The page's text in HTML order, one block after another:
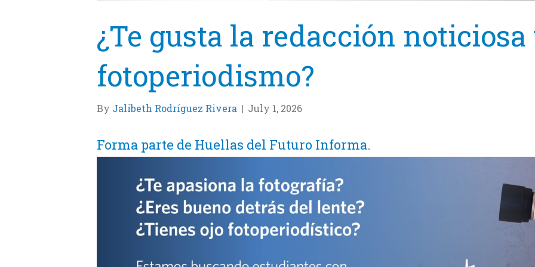
¿Te gusta la redacción noticiosa
fotoperiodismo?
By Jalibeth Rodríguez Rivera | July 1, 2026
Forma parte de Huellas del Futuro Informa.